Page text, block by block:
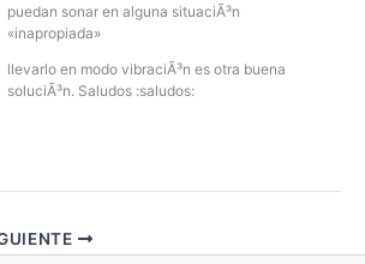
puedan sonar en alguna situaciÃ³n
«inapropiada»
llevarlo en modo vibraciÃ³n es otra buena
soluciÃ³n. Saludos :saludos: